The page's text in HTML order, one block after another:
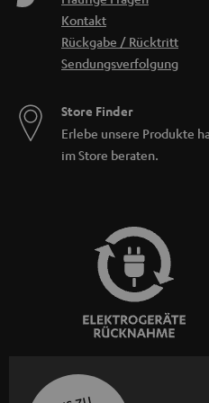
Kontakt
Rückgabe / Rücktritt
Sendungsverfolgung
Store Finder
Erlebe unsere Produkte
im Store beraten.